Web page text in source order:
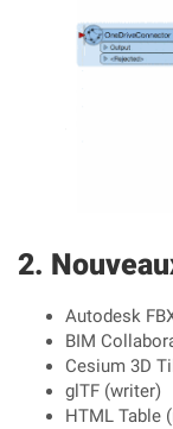
Autodesk
BIM
Cesium 3D
glTF (writer)
HTML Table